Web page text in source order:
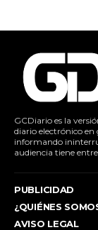
GCDiario es la
diario electrónico en
informando
audiencia tiene
PUBLICIDAD
¿QUIÉNES
AVISO LEGAL